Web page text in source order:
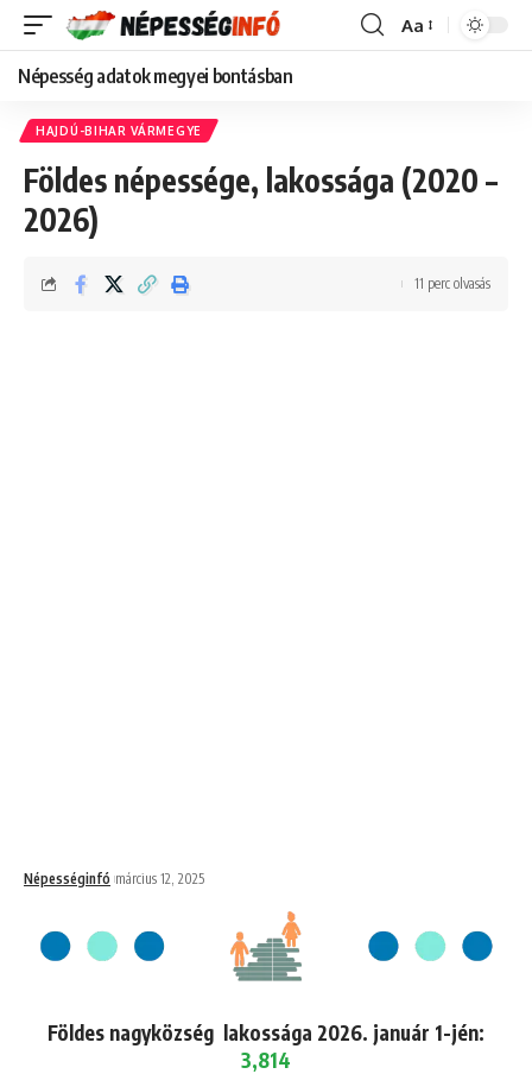
Font
Aa
Népesség adatok megyei bontásban
HAJDÚ-BIHAR VÁRMEGYE
Földes népessége, lakossága (2020 –
2026)
Népességinfó március 12, 2025
11 perc olvasás
Földes nagyközség lakossága 2026. január 1-jén:
3,814